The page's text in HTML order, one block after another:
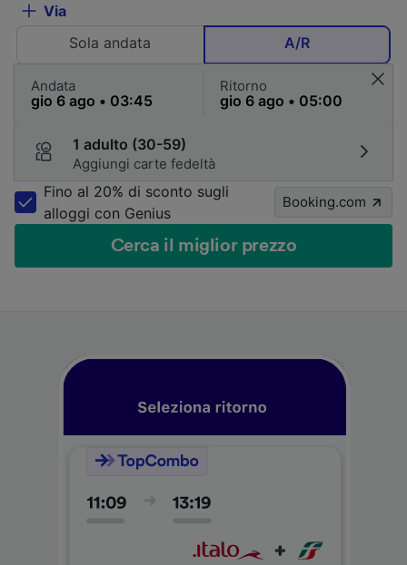
Via
Sola andata
A/R
Andata Ritorno
1 adulto (30-59)
Aggiungi carte fedeltà
Fino al 20% di sconto sugli
alloggi con Genius
Booking.com
Cerca il miglior prezzo